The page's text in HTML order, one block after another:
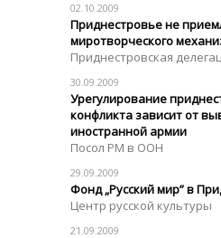
02.10.2009
Приднестровье не
миротворческого
Приднестровская
30.09.2009
Урегулирование
конфликта зависит от
иностранной армии
Посол РМ в ООН
29.09.2009
Фонд „Русский мир” в
Центр русской культуры
21.09.2009